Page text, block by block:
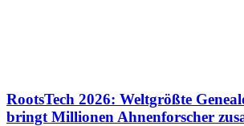
RootsTech 2026: Weltgrößte
bringt Millionen Ahnenforscher